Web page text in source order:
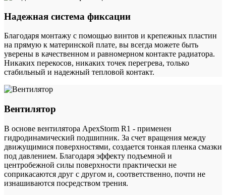
Надежная система фиксации
Благодаря монтажу с помощью винтов и крепежных пластин
на прямую к материнской плате, вы всегда можете быть
уверены в качественном и равномерном контакте радиатора.
Никаких перекосов, никаких точек перегрева, только
стабильный и надежный тепловой контакт.
Вентилятор
В основе вентилятора ApexStorm R1 - применен
гидродинамический подшипник. За счет вращения между
движущимися поверхностями, создается тонкая пленка смазки
под давлением. Благодаря эффекту подъемной и
центробежной силы поверхности практически не
соприкасаются друг с другом и, соответственно, почти не
изнашиваются посредством трения.